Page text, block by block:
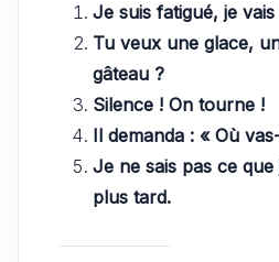
Je suis fatigué, je
Tu veux une glace,
gâteau ?
Silence ! On tourne !
Il demanda : « Où
Je ne sais pas ce
plus tard.